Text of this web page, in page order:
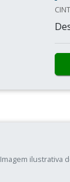
Imagem ilustrativa